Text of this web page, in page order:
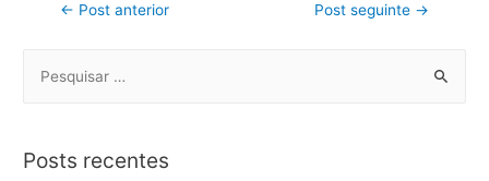
← Post anterior Post seguinte →
Posts recentes